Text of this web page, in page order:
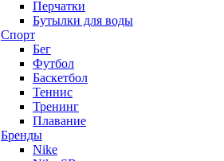
Перчатки
Бутылки для воды
Спорт
Бег
Футбол
Баскетбол
Теннис
Тренинг
Плавание
Бренды
Nike